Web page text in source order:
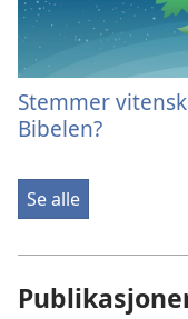
Stemmer
Bibelen?
Se alle